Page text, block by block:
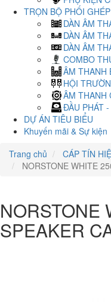
TRỌN BỘ PHỐI GHÉP
DÀN ÂM
DÀN ÂM
DÀN ÂM
COMBO
ÂM THANH
HỘI
ÂM THANH
ĐẦU PHÁT
DỰ ÁN TIÊU BIỂU
Khuyến mãi & Sự kiện
Trang chủ
CÁP TÍN
NORSTONE WHITE
NORSTONE
SPEAKER